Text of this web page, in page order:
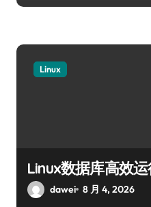
Linux
Linux数据库高效
dawei 8 月 4, 2026